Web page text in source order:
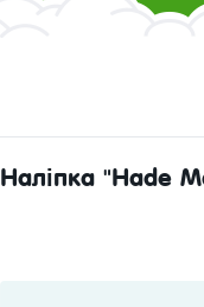
Ефірні олії
Наліпка "Hade